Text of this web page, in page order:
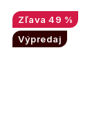
GOLDBERGH
OBLEČENIE
49 %
Výpredaj